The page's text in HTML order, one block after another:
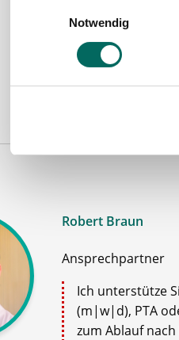
Notwendig
Robert Braun
Ansprechpartner
Ich unterstütze
(m|w|d), PTA
zum Ablauf